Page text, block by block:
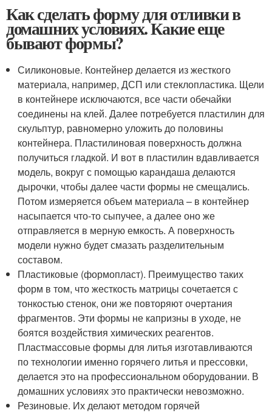
Как сделать форму для отливки в
домашних условиях. Какие еще
бывают формы?
Силиконовые. Контейнер делается из жесткого
материала, например, ДСП или стеклопластика. Щели
в контейнере исключаются, все части обечайки
соединены на клей. Далее потребуется пластилин для
скульптур, равномерно уложить до половины
контейнера. Пластилиновая поверхность должна
получиться гладкой. И вот в пластилин вдавливается
модель, вокруг с помощью карандаша делаются
дырочки, чтобы далее части формы не смещались.
Потом измеряется объем материала – в контейнер
насыпается что-то сыпучее, а далее оно же
отправляется в мерную емкость. А поверхность
модели нужно будет смазать разделительным
составом.
Пластиковые (формопласт). Преимущество таких
форм в том, что жесткость матрицы сочетается с
тонкостью стенок, они же повторяют очертания
фрагментов. Эти формы не капризны в уходе, не
боятся воздействия химических реагентов.
Пластмассовые формы для литья изготавливаются
по технологии именно горячего литья и прессовки,
делается это на профессиональном оборудовании. В
домашних условиях это практически невозможно.
Резиновые. Их делают методом горячей